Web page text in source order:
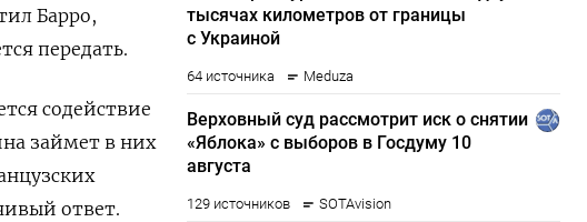
Барро,
передать.
содействие
займет в них
ответ.